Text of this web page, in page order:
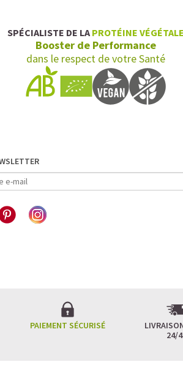
SPÉCIALISTE DE LA PROTÉINE VÉGÉTALE
Booster de Performance
dans le respect de votre Santé
PAIEMENT SÉCURISÉ
24/